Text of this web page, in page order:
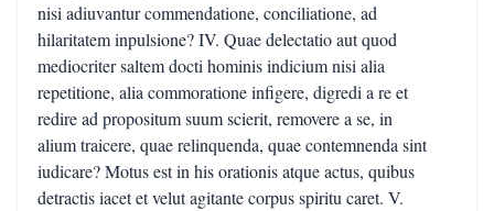
nisi adiuvantur commendatione, conciliatione, ad
hilaritatem inpulsione? IV. Quae delectatio aut quod
mediocriter saltem docti hominis indicium nisi alia
repetitione, alia commoratione infigere, digredi a re et
redire ad propositum suum scierit, removere a se, in
alium traicere, quae relinquenda, quae contemnenda sint
iudicare? Motus est in his orationis atque actus, quibus
detractis iacet et velut agitante corpus spiritu caret. V.